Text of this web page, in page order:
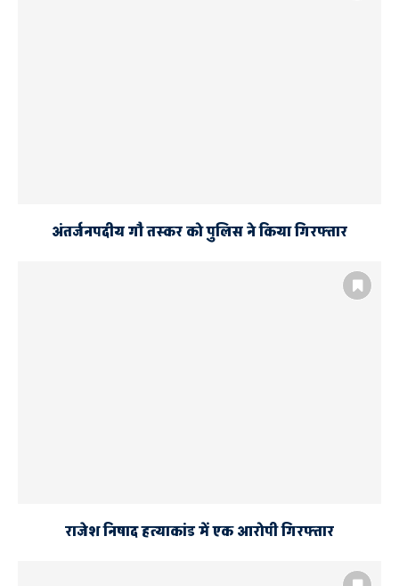
अंतर्जनपदीय गौ तस्कर को पुलिस ने किया गिरफ्तार
राजेश निषाद हत्याकांड में एक आरोपी गिरफ्तार